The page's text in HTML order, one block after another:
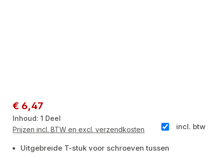
Normale prijs:
€ 6,47
Inhoud:1 Deel
incl. btw
Prijzen incl. BTW en excl. verzendkosten
Uitgebreide T-stuk voor schroeven tussen